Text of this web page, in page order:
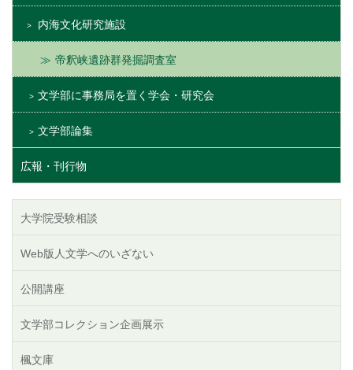
内海文化研究施設
帝釈峡遺跡群発掘調査室
文学部に事務局を置く学会・研究会
文学部論集
広報・刊行物
大学院受験相談
Web版人文学へのいざない
公開講座
文学部コレクション企画展示
楓文庫